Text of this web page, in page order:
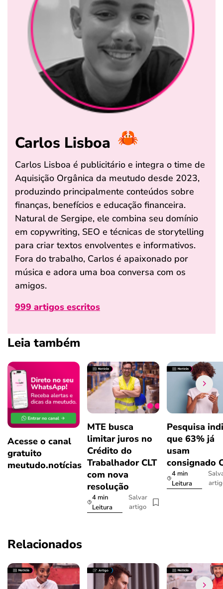
Carlos Lisboa
Carlos Lisboa é publicitário e integra o time de
Aquisição Orgânica da meutudo desde 2023,
produzindo principalmente conteúdos sobre
finanças, benefícios e educação financeira.
Natural de Sergipe, ele combina seu domínio
em copywriting, SEO e técnicas de storytelling
para criar textos envolventes e informativos.
Fora do trabalho, Carlos é apaixonado por
música e adora uma boa conversa com os
amigos.
999 artigos escritos
Leia também
Acesse o canal
gratuito
meutudo.notícias
MTE busca
limitar juros no
Crédito do
Trabalhador CLT
com nova
resolução
4 min
Leitura
Salvar
artigo
Pesquisa
que 63% já
usam
consignado
4 min
Leitura
Relacionados